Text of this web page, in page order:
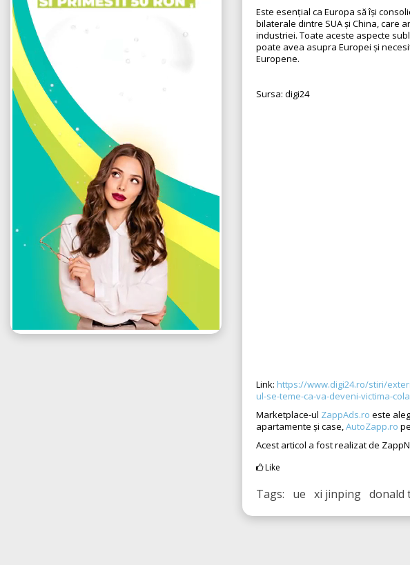
Este esențial ca Europa să își
bilaterale dintre SUA și China, care
industriei. Toate aceste aspecte
poate avea asupra Europei și
Europene.
Sursa: digi24
Link: https://www.digi24.ro/stiri/
ul-se-teme-ca-va-deveni-victima-
Marketplace-ul ZappAds.ro este
apartamente și case, AutoZapp.ro
Acest articol a fost realizat de
Like
Tags: ue xi jinping donald